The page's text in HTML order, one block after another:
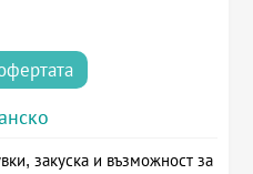
закуска и възможност за